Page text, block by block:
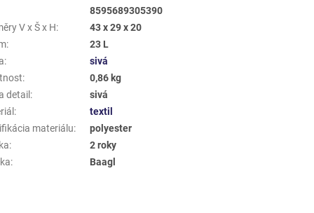
8595689305390
V x Š x H:
43 x 29 x 20
:
23 L
:
sivá
:
0,86 kg
detail :
sivá
:
textil
materiálu:
polyester
:
2 roky
: Baagl